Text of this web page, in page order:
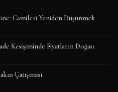
Camileri Yeniden Düşünmek
Kesişiminde Fiyatların Doğası
Çatışması